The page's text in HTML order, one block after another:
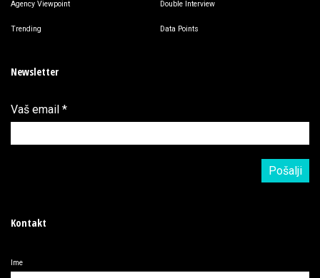
Agency Viewpoint Double Interview
Trending Data Points
Newsletter
Vaš email *
Kontakt
Ime